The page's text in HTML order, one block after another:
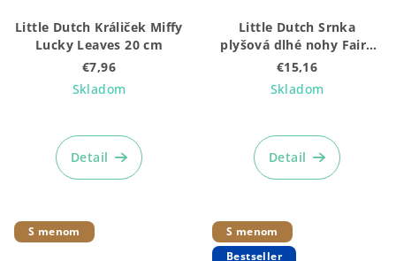
Little Dutch Králiček Miffy
Lucky Leaves 20 cm
€7,96
Skladom
Detail
Little Dutch Srnka
plyšová dlhé nohy Fairy
Garden
€15,16
Skladom
hodnotenie
produktu
Detail
S menom
S menom
Bestseller